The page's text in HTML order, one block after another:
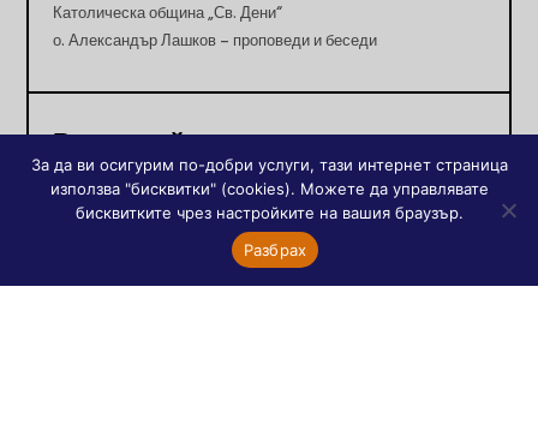
Католическа община „Св. Дени“
о. Александър Лашков – проповеди и беседи
Важни сайтове
Асоциация на българските студенти
България – Франция
За да ви осигурим по-добри услуги, тази интернет страница
използва "бисквитки" (cookies). Можете да управлявате
бисквитките чрез настройките на вашия браузър.
Разбрах